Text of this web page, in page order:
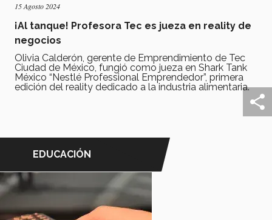
15 Agosto 2024
¡Al tanque! Profesora Tec es jueza en reality de
negocios
Olivia Calderón, gerente de Emprendimiento de Tec
Ciudad de México, fungió como jueza en Shark Tank
México “Nestlé Professional Emprendedor”, primera
edición del reality dedicado a la industria alimentaria.
EDUCACIÓN